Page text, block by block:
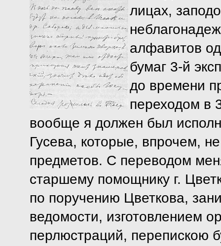
лицах,
алфавитов
бумаг 3-й
до времени
переходом в
вообще я должен был
Гусева, которые, впрочем,
предметов. С переводом
старшему помощнику г.
по поручению Цветкова,
ведомости, изготовлением
перлюстраций, перепискою